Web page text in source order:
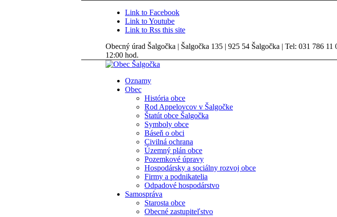
Link to Facebook
Link to Youtube
Link to Rss this site
Obecný úrad Šalgočka | Šalgočka 135 | 925 54 Šalgočka | Tel: 031 786
12:00 hod.
Oznamy
Obec
História obce
Rod Appelovcov v Šalgočke
Štatút obce Šalgočka
Symboly obce
Báseň o obci
Civilná ochrana
Územný plán obce
Pozemkové úpravy
Hospodársky a sociálny rozvoj obce
Firmy a podnikatelia
Odpadové hospodárstvo
Samospráva
Starosta obce
Obecné zastupiteľstvo